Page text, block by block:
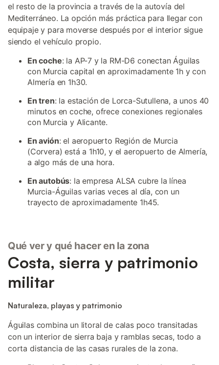
el resto de la provincia a través de la autovía del
Mediterráneo. La opción más práctica para llegar con
equipaje y para moverse después por el interior sigue
siendo el vehículo propio.
En coche: la AP-7 y la RM-D6 conectan Águilas
con Murcia capital en aproximadamente 1h y con
Almería en 1h30.
En tren: la estación de Lorca-Sutullena, a unos 40
minutos en coche, ofrece conexiones regionales
con Murcia y Alicante.
En avión: el aeropuerto Región de Murcia
(Corvera) está a 1h10, y el aeropuerto de Almería,
a algo más de una hora.
En autobús: la empresa ALSA cubre la línea
Murcia-Águilas varias veces al día, con un
trayecto de aproximadamente 1h45.
Qué ver y qué hacer en la zona
Costa, sierra y patrimonio
militar
Naturaleza, playas y patrimonio
Águilas combina un litoral de calas poco transitadas
con un interior de sierra baja y ramblas secas, todo a
corta distancia de las casas rurales de la zona.